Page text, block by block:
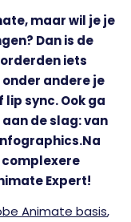
maar wil je je
Dan is de
iets
andere je
sync. Ook ga
de slag: van
complexere
Expert!
Animate basis,